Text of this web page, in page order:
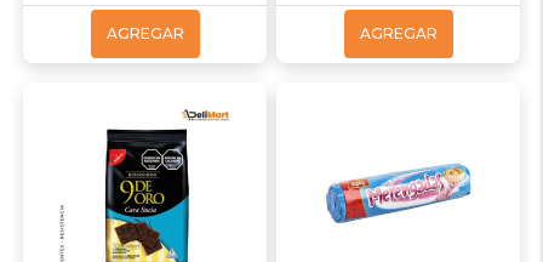
AGREGAR AGREGAR